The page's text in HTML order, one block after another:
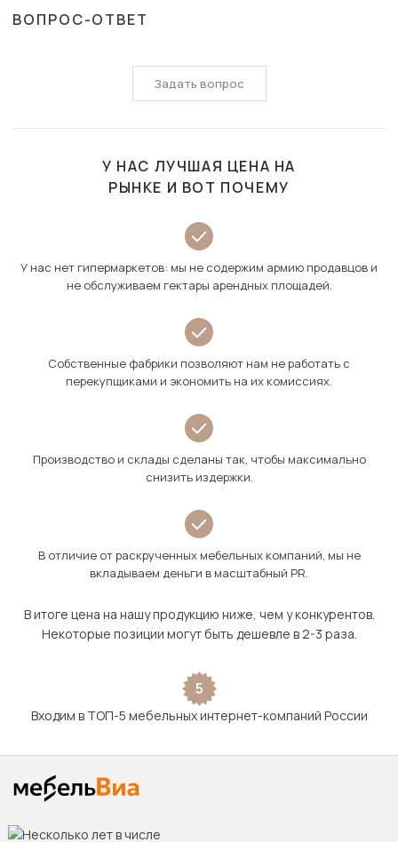
ВОПРОС-ОТВЕТ
Задать вопрос
У НАС ЛУЧШАЯ ЦЕНА НА
РЫНКЕ И ВОТ ПОЧЕМУ
У нас нет гипермаркетов: мы не содержим армию продавцов и
не обслуживаем гектары арендных площадей.
Собственные фабрики позволяют нам не работать с
перекупщиками и экономить на их комиссиях.
Производство и склады сделаны так, чтобы максимально
снизить издержки.
В отличие от раскрученных мебельных компаний, мы не
вкладываем деньги в масштабный PR.
В итоге цена на нашу продукцию ниже, чем у конкурентов.
Некоторые позиции могут быть дешевле в 2-3 раза.
5
Входим в ТОП-5 мебельных интернет-компаний России